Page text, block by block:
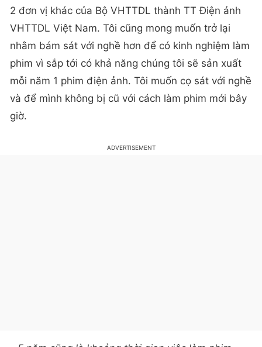
2 đơn vị khác của Bộ VHTTDL thành TT Điện ảnh
VHTTDL Việt Nam. Tôi cũng mong muốn trở lại
nhằm bám sát với nghề hơn để có kinh nghiệm làm
phim vì sắp tới có khả năng chúng tôi sẽ sản xuất
mỗi năm 1 phim điện ảnh. Tôi muốn cọ sát với nghề
và để mình không bị cũ với cách làm phim mới bây
giờ.